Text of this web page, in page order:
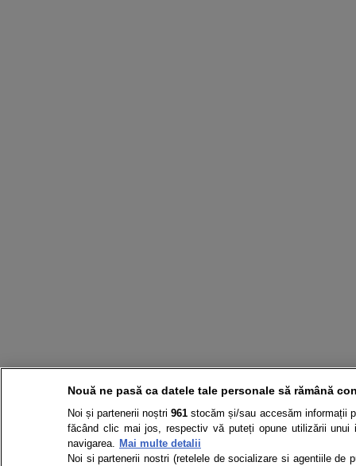
Nouă ne pasă ca datele tale personale să rămână
Noi și partenerii noștri961 stocăm și/sau accesăm informații
făcând clic mai jos, respectiv vă puteți opune utilizării
navigarea. Mai multe detalii
Noi si partenerii nostri (retelele de socializare si agentiile de